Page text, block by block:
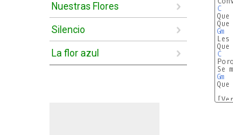
Nuestras Flores
Silencio
La flor azul
C
Gm
C
Gm